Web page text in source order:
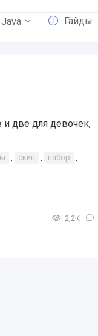
Гайды
две для девочек,
, скин , набор ,
2,2К